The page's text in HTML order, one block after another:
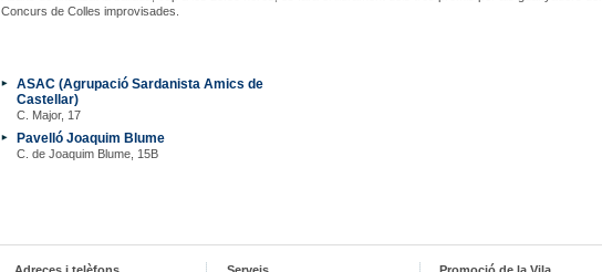
Concurs de Colles improvisades.
ASAC (Agrupació Sardanista Amics de
Castellar)
C. Major, 17
Pavelló Joaquim Blume
C. de Joaquim Blume, 15B